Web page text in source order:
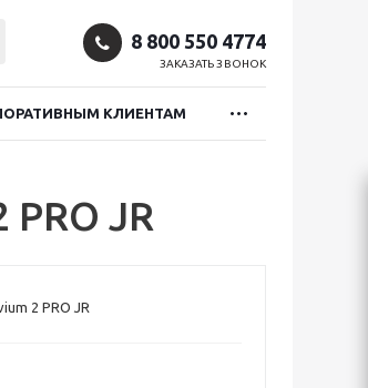
8 800 550 4774
ЗАКАЗАТЬ ЗВОНОК
КЛИЕНТАМ
JR
2 PRO JR